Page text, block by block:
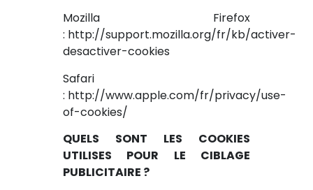
Mozilla Firefox
: http://support.mozilla.org/fr/kb/activer-
desactiver-cookies
Safari
: http://www.apple.com/fr/privacy/use-
of-cookies/
QUELS SONT LES COOKIES
UTILISES POUR LE CIBLAGE
PUBLICITAIRE ?